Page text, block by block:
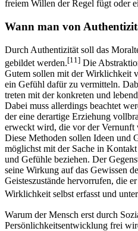
freiem Willen der Regel fügt oder
Wann man von
Durch Authentizität soll das
gebildet werden.[11] Die
Gutem sollen mit der Wirklichkeit
ein Gefühl dafür zu vermitteln.
treten mit der konkreten und
Dabei muss allerdings beachtet
der eine derartige Erziehung
erweckt wird, die vor der Vernunft
Diese Methoden sollen Ideen und
möglichst mit der Sache in
und Gefühle beziehen. Der
seine Wirkung auf das Gewissen
Geisteszustände hervorrufen, die
Wirklichkeit selbst erfasst und
Warum der Mensch erst durch
Persönlichkeitsentwicklung frei